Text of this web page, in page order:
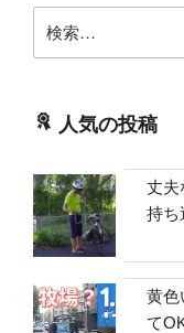
索:
人気の投稿
丈夫
持ち
黄色
て